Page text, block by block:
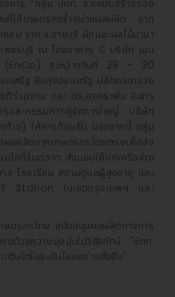
งการ “กลุ่ม ปตท. ชวนคุณสร้างรอย
ที่ให้เกษตรกรจำหน่ายผลผลิต อาทิ
อม จาก จ.ราชบุรี ผักและผลไม้นานา
พชรบุรี ณ โถงอาคาร C บริษัท เอน
(EnCo) ระหว่างวันที่ 29 - 30
สริฐ สินสุขประเสริฐ ปลัดกระทรวง
ติร่วมงาน และ ดร.คงกระพัน อินทร
รและกรรมการผู้จัดการใหญ่ บริษัท
าย) ให้การต้อนรับ นอกจากนี้ กลุ่ม
ผลิตจากเกษตรกรโดยตรงเพื่อส่ง
โคที่ล้นตลาด ส่งมอบให้แก่เครือข่าย
ล โรงเรียน สถานดูแลผู้สูงอายุ และ
Station ในเขตกรุงเทพฯ และ
ษตรกรไทย สนับสนุนผลผลิตทางการ
นด้วยความมุ่งมั่นในวิสัยทัศน์ "ปตท.
ติบโตในระดับโลกอย่างยั่งยืน"